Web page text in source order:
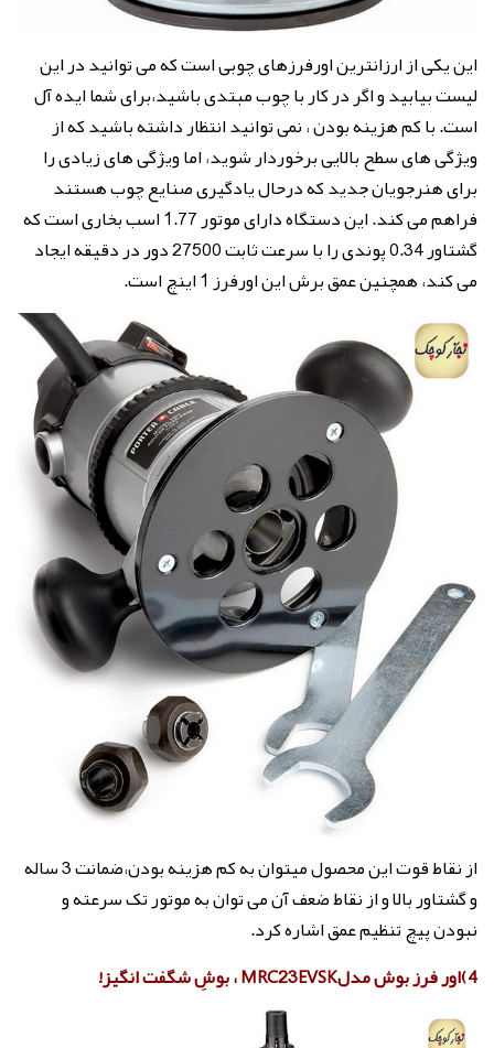
این یکی از ارزانترین اورفرزهای چوبی است که می توانید در این
لیست بیابید و اگر در کار با چوب مبتدی باشید،برای شما ایده آل
است. با کم هزینه بودن ، نمی توانید انتظار داشته باشید که از
ویژگی های سطح بالایی برخوردار شوید، اما ویژگی های زیادی را
برای هنرجویان جدید که درحال یادگیری صنایع چوب هستند
فراهم می کند. این دستگاه دارای موتور 1.77 اسب بخاری است که
گشتاور 0.34 پوندی را با سرعت ثابت 27500 دور در دقیقه ایجاد
می کند، همچنین عمق برش این اورفرز 1 اینچ است.
از نقاط قوت این محصول میتوان به کم هزینه بودن،ضمانت 3 ساله
و گشتاور بالا و از نقاط ضعف آن می توان به موتور تک سرعته و
نبودن پیچ تنظیم عمق اشاره کرد.
4)اور فرز بوش مدلMRC23EVSK ، بوشِ شگفت انگیز!